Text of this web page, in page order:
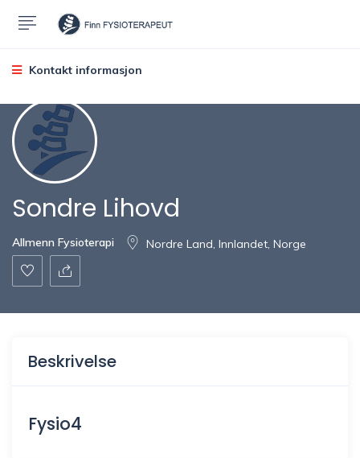
Kontakt informasjon
Sondre Lihovd
Allmenn Fysioterapi Nordre Land, Innlandet, Norge
Beskrivelse
Fysio4